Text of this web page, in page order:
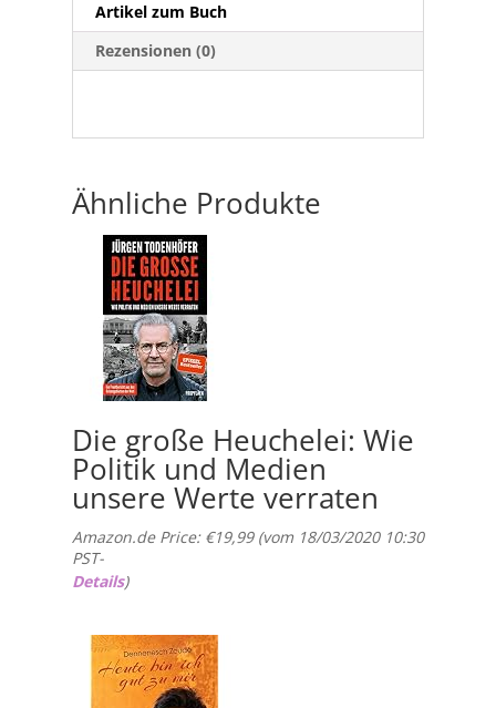
Artikel zum Buch
Rezensionen (0)
Ähnliche Produkte
Die große Heuchelei: Wie
Politik und Medien
unsere Werte verraten
Amazon.de Price: €19,99(vom 18/03/2020 10:30
PST-
Details)